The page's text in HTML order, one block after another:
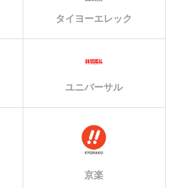
タイヨーエレック
ユニバーサル
京楽